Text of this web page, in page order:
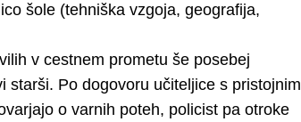
šole (tehniška vzgoja, geografija,
v cestnem prometu še posebej
starši. Po dogovoru učiteljice s pristojnim
o varnih poteh, policist pa otroke